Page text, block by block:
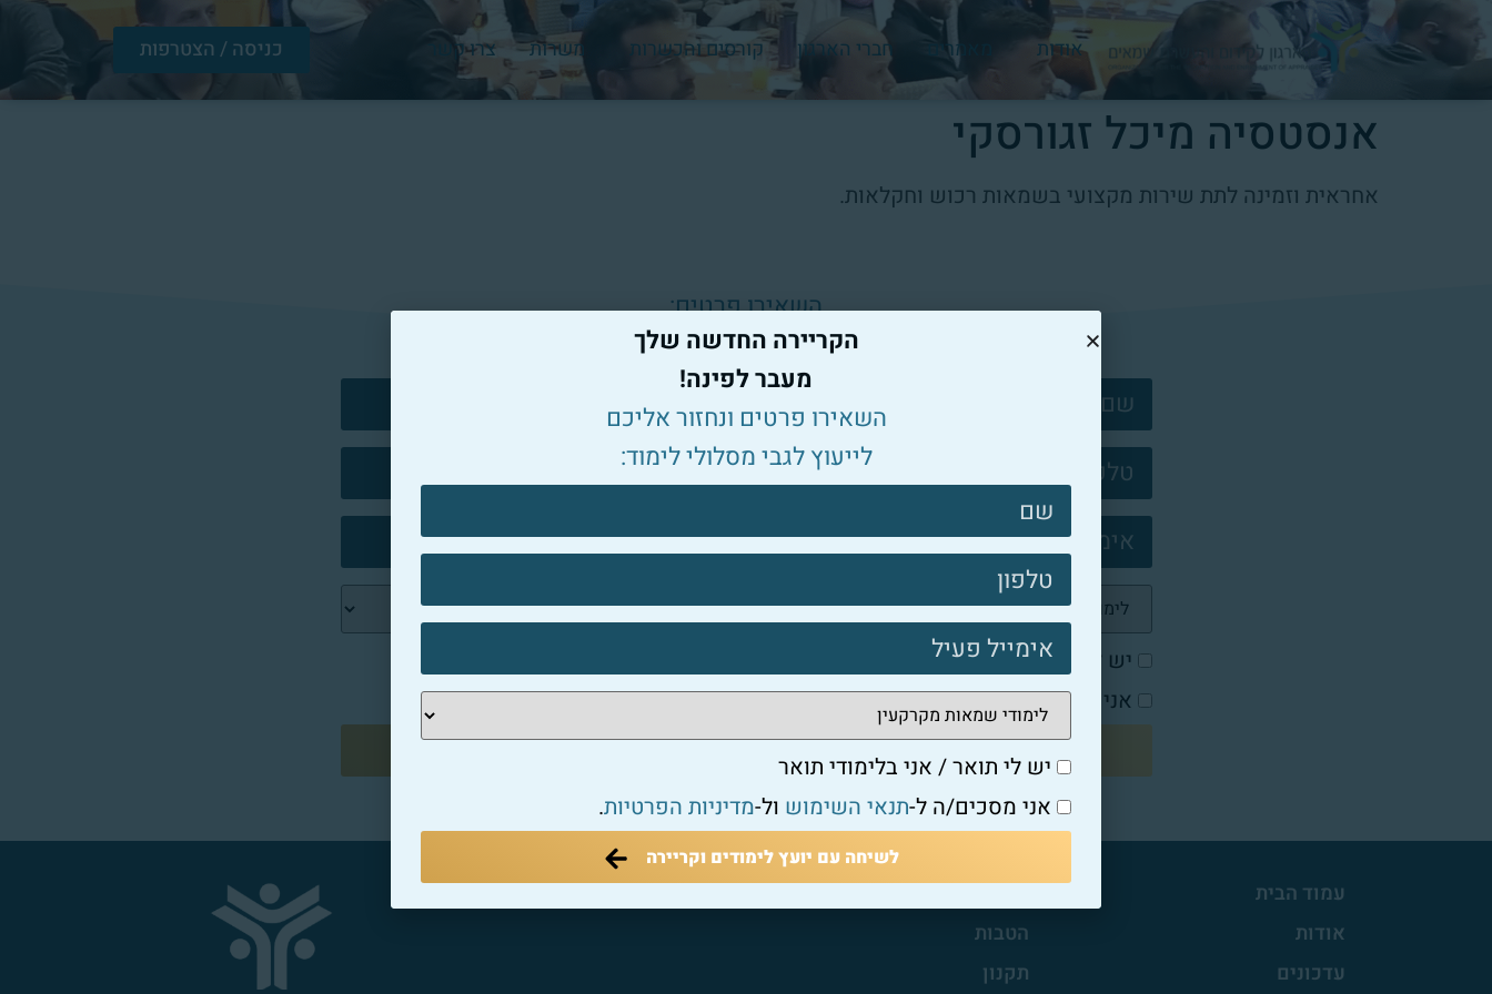
אודות מאמרים חברי הארגון קורסים והכשרות משרות צרו קשר כניסה / הצטרפות
אנסטסיה מיכל זגורסקי
אחראית וזמינה לתת שירות מקצועי בשמאות רכוש וחקלאות.
השאירו פרטים:
צרו
קשר
פוטר
יש לי תואר / אני בלימודי תואר
אני מסכים/ה ל-תנאי השימושול-מדיניות הפרטיות.
עמוד הבית
אודות
עדכונים
חברי הארגון
הטבות
תקנון
הקריירה החדשה שלך
מעבר לפינה!
השאירו פרטים ונחזור אליכם
לייעוץ לגבי מסלולי לימוד:
צרו
קשר
פוטר
יש לי תואר / אני בלימודי תואר
אני מסכים/ה ל-תנאי השימוש ול-מדיניות הפרטיות.
לשיחה עם יועץ לימודים וקריירה